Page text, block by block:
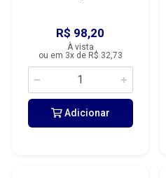
R$ 98,20
À vista
ou em 3x de R$ 32,73
Adicionar